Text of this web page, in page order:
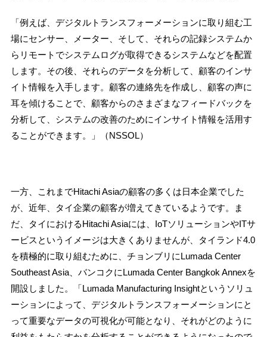
「例えば、デジタルトランスフォーメーションに取り組む工
場にセンサー、メーター、そして、それらの記録システムか
らリモートでシステムログが取得できるシステムなどを配置
します。その後、それらのデータを分析して、顧客のインサ
イト情報を入手します。顧客の連絡先を作成し、顧客の声に
耳を傾けることで、顧客からのさまざまなフィードバックを
分析して、システムの改善のためにインサイト情報を活用す
ることができます。」（NSSOL）
一方、これまでHitachi Asiaの顧客の多くは日本企業でした
が、近年、タイ企業の顧客が増えてきているようです。ま
だ、タイにおけるHitachi Asiaには、IoTソリューションやITサ
ービスというイメージは大きくありませんが、タイランド4.0
を積極的に取り組むために、チョンブリにLumada Center
Southeast Asia、バンコクにLumada Center Bangkok Annexを
開設しました。「Lumada Manufacturing Insightというソリュ
ーションによって、デジタルトランスフォーメーションにと
って重要なデータの可視化が可能となり、それがどのように